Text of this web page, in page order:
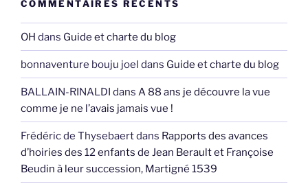
COMMENTAIRES RÉCENTS
OH dans Guide et charte du blog
bonnaventure bouju joel dans Guide et charte du blog
BALLAIN-RINALDI dans A 88 ans je découvre la vue
comme je ne l’avais jamais vue !
Frédéric de Thysebaertdans Rapports des avances
d’hoiries des 12 enfants de Jean Berault et Françoise
Beudin à leur succession, Martigné 1539